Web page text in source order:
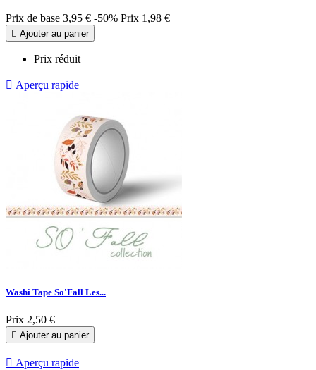
Prix de base 3,95 € -50% Prix 1,98 €
 Ajouter au panier
Prix réduit
 Aperçu rapide
Washi Tape So'Fall Les...
Prix 2,50 €
 Ajouter au panier
 Aperçu rapide